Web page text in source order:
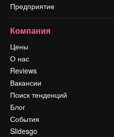
Предприятие
Компания
Цены
О нас
Reviews
Вакансии
Поиск тенденций
Блог
События
Slidesgo